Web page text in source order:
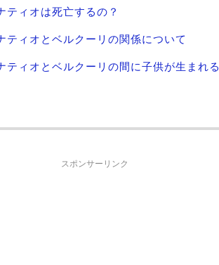
ティオは死亡するの？
ティオとベルクーリの関係について
ティオとベルクーリの間に子供が生まれる
スポンサーリンク